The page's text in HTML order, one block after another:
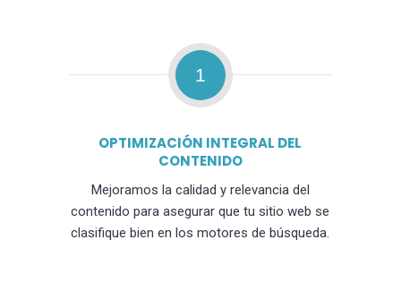
1
OPTIMIZACIÓN INTEGRAL DEL
CONTENIDO
Mejoramos la calidad y relevancia del
contenido para asegurar que tu sitio web se
clasifique bien en los motores de búsqueda.